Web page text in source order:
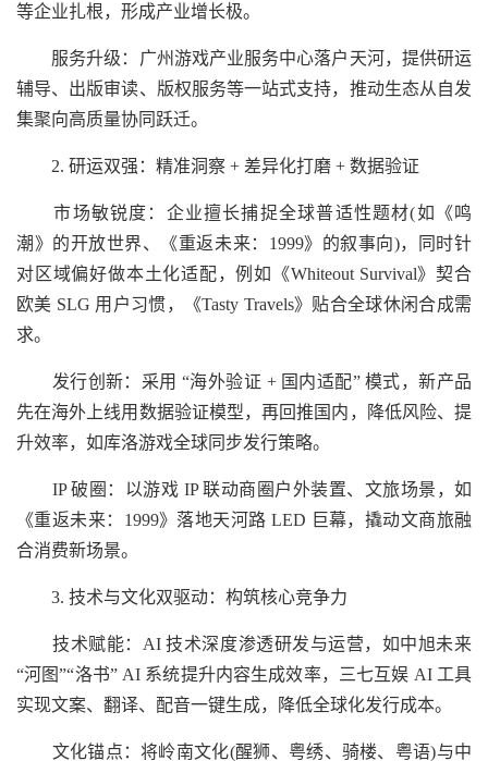
等企业扎根，形成产业增长极。
服务升级：广州游戏产业服务中心落户天河，提供研运
辅导、出版审读、版权服务等一站式支持，推动生态从自发
集聚向高质量协同跃迁。
2. 研运双强：精准洞察 + 差异化打磨 + 数据验证
市场敏锐度：企业擅长捕捉全球普适性题材(如《鸣
潮》的开放世界、《重返未来：1999》的叙事向)，同时针
对区域偏好做本土化适配，例如《Whiteout Survival》契合
欧美 SLG 用户习惯，《Tasty Travels》贴合全球休闲合成需
求。
发行创新：采用 “海外验证 + 国内适配” 模式，新产品
先在海外上线用数据验证模型，再回推国内，降低风险、提
升效率，如库洛游戏全球同步发行策略。
IP 破圈：以游戏 IP 联动商圈户外装置、文旅场景，如
《重返未来：1999》落地天河路 LED 巨幕，撬动文商旅融
合消费新场景。
3. 技术与文化双驱动：构筑核心竞争力
技术赋能：AI 技术深度渗透研发与运营，如中旭未来
“河图”“洛书” AI 系统提升内容生成效率，三七互娱 AI 工具
实现文案、翻译、配音一键生成，降低全球化发行成本。
文化锚点：将岭南文化(醒狮、粤绣、骑楼、粤语)与中